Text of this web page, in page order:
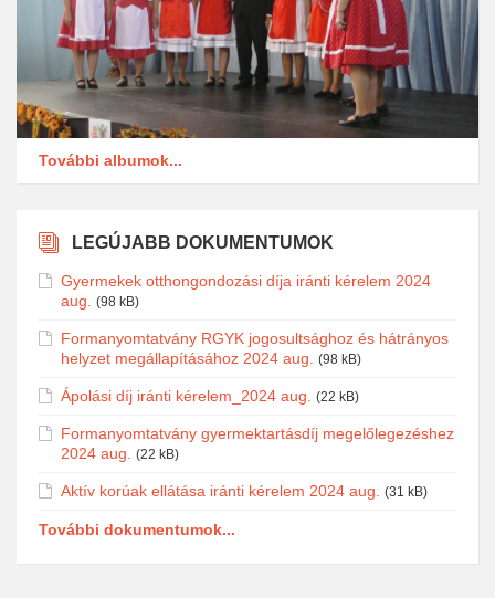
További albumok...
LEGÚJABB DOKUMENTUMOK
Gyermekek otthongondozási díja iránti kérelem 2024
aug.
(98 kB)
Formanyomtatvány RGYK jogosultsághoz és hátrányos
helyzet megállapításához 2024 aug.
(98 kB)
Ápolási díj iránti kérelem_2024 aug. (22 kB)
Formanyomtatvány gyermektartásdíj megelőlegezéshez
2024 aug.
(22 kB)
Aktív korúak ellátása iránti kérelem 2024 aug. (31 kB)
További dokumentumok...